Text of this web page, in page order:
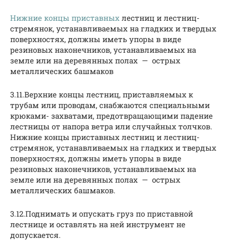
Нижние концы приставных лестниц и лестниц-
стремянок, устанавливаемых на гладких и твердых
поверхностях, должны иметь упоры в виде
резиновых наконечников, устанавливаемых на
земле или на деревянных полах — острых
металлических башмаков
3.11.Верхние концы лестниц, приставляемых к
трубам или проводам, снабжаются специальными
крюками- захватами, предотвращающими падение
лестницы от напора ветра или случайных толчков.
Нижние концы приставных лестниц и лестниц-
стремянок, устанавливаемых на гладких и твердых
поверхностях, должны иметь упоры в виде
резиновых наконечников, устанавливаемых на
земле или на деревянных полах — острых
металлических башмаков.
3.12.Поднимать и опускать груз по приставной
лестнице и оставлять на ней инструмент не
допускается.